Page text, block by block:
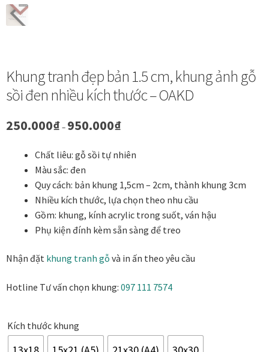
Chính sách đổi trả hàng
Danh Lam Collection
Điều Khoản Sử Dụng
Hoa Xuân – Tranh sơn mài hoa
Kim Mã – Tranh sơn mài dát vàng
Liên Diệp collection
Liên Hoa – Tranh hoa sen sơn mài
Reflections by the River
Thịnh Vượng Collection
Khung tranh đẹp bản 1.5 cm, khung ảnh gỗ
sồi đen nhiều kích thước – OAKD
250.000₫– 950.000₫Khoảng
250.000₫
950.000₫
Chất liêu: gỗ sồi tự nhiên
Màu sắc: đen
Quy cách: bản khung 1,5cm – 2cm, thành khung 3cm
Nhiều kích thước, lựa chọn theo nhu cầu
Gồm: khung, kính acrylic trong suốt, ván hậu
Phụ kiện đính kèm sẵn sàng để treo
Nhận đặt khung tranh gỗ và in ấn theo yêu cầu
Hotline Tư vấn chọn khung: 097 111 7574
Kích thước khung